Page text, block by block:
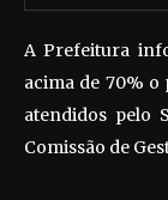
A Prefeitura
acima de 70% o
atendidos pelo
Comissão de